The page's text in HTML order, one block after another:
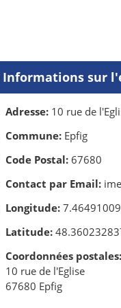
Informations sur
Adresse: 10 rue de
Commune: Epfig
Code Postal: 67680
Contact par Email:
Longitude:
Latitude:
Coordonnées postales:
10 rue de l'Eglise
67680 Epfig